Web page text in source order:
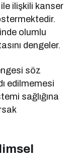
ilişkili kanser
olumlu
dengeler.
söz
edilmemesi
sağlığına